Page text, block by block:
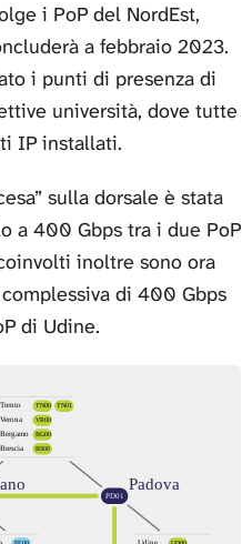
i PoP del NordEst,
a febbraio 2023.
i punti di presenza di
università, dove tutte
IP installati.
sulla dorsale è stata
a 400 Gbps tra i due PoP
inoltre sono ora
di 400 Gbps
di Udine.